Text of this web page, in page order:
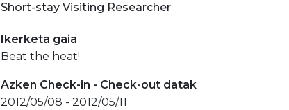
Short-stay Visiting Researcher
Ikerketa gaia
Beat the heat!
Azken Check-in - Check-out datak
2012/05/08 - 2012/05/11